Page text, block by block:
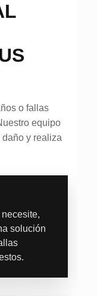
o fallas
equipo
y realiza
solución